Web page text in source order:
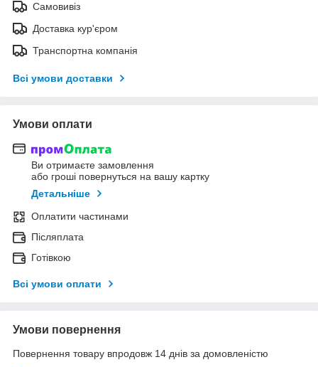
Самовивіз
Доставка кур'єром
Транспортна компанія
Всі умови доставки
Умови оплати
Ви отримаєте замовлення
або гроші повернуться на вашу картку
Детальніше
Оплатити частинами
Післяплата
Готівкою
Всі умови оплати
Умови повернення
Повернення товару впродовж 14 днів за домовленістю